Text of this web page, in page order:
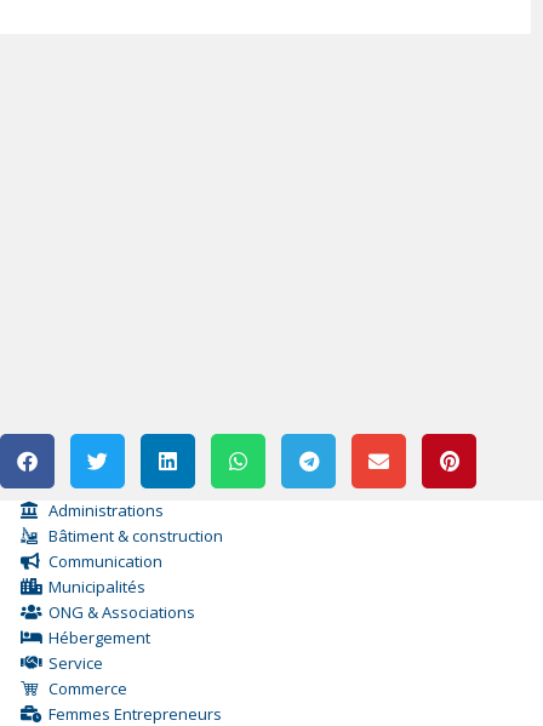
Administrations
Bâtiment & construction
Communication
Municipalités
ONG & Associations
Hébergement
Service
Commerce
Femmes Entrepreneurs